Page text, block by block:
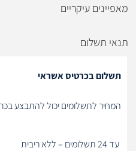
מאפיינים עיקריים
תנאי תשלום
תשלום בכרטיס אשראי
המחיר לתשלומים יכול להתבצע
עד 24 תשלומים – ללא ריבית